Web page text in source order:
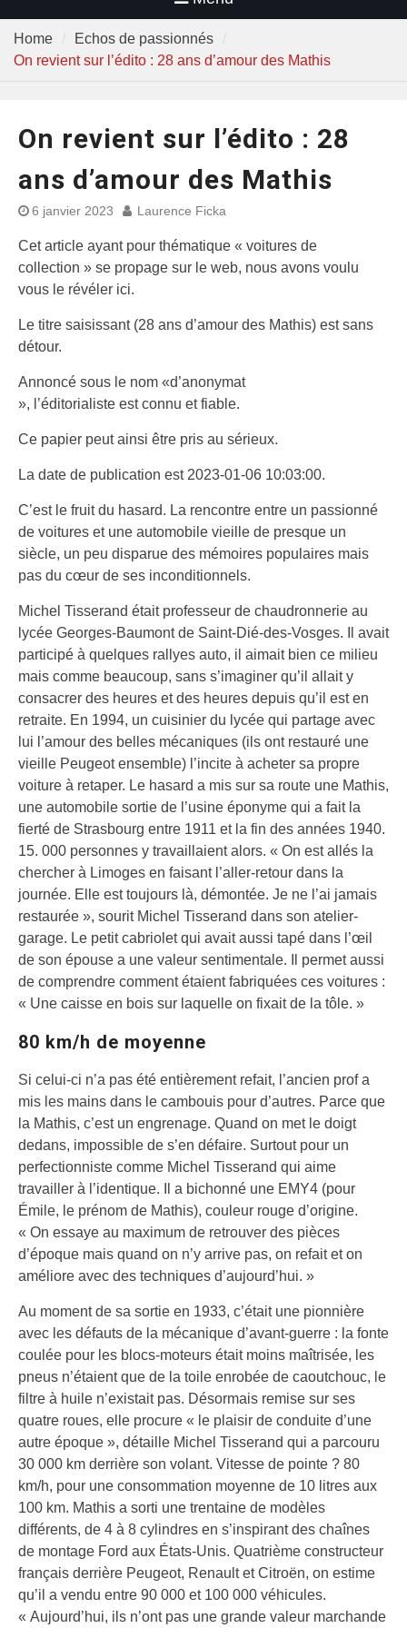
Home
Echos de passionnés
On revient sur l’édito : 28 ans d’amour des Mathis
On revient sur l’édito : 28
ans d’amour des Mathis
6 janvier 2023 Laurence Ficka
Cet article ayant pour thématique « voitures de
collection » se propage sur le web, nous avons voulu
vous le révéler ici.
Le titre saisissant (28 ans d’amour des Mathis) est sans
détour.
Annoncé sous le nom «d’anonymat
», l’éditorialiste est connu et fiable.
Ce papier peut ainsi être pris au sérieux.
La date de publication est 2023-01-06 10:03:00.
C’est le fruit du hasard. La rencontre entre un passionné
de voitures et une automobile vieille de presque un
siècle, un peu disparue des mémoires populaires mais
pas du cœur de ses inconditionnels.
Michel Tisserand était professeur de chaudronnerie au
lycée Georges-Baumont de Saint-Dié-des-Vosges. Il avait
participé à quelques rallyes auto, il aimait bien ce milieu
mais comme beaucoup, sans s’imaginer qu’il allait y
consacrer des heures et des heures depuis qu’il est en
retraite. En 1994, un cuisinier du lycée qui partage avec
lui l’amour des belles mécaniques (ils ont restauré une
vieille Peugeot ensemble) l’incite à acheter sa propre
voiture à retaper. Le hasard a mis sur sa route une Mathis,
une automobile sortie de l’usine éponyme qui a fait la
fierté de Strasbourg entre 1911 et la fin des années 1940.
15. 000 personnes y travaillaient alors. « On est allés la
chercher à Limoges en faisant l’aller-retour dans la
journée. Elle est toujours là, démontée. Je ne l’ai jamais
restaurée », sourit Michel Tisserand dans son atelier-
garage. Le petit cabriolet qui avait aussi tapé dans l’œil
de son épouse a une valeur sentimentale. Il permet aussi
de comprendre comment étaient fabriquées ces voitures :
« Une caisse en bois sur laquelle on fixait de la tôle. »
80 km/h de moyenne
Si celui-ci n’a pas été entièrement refait, l’ancien prof a
mis les mains dans le cambouis pour d’autres. Parce que
la Mathis, c’est un engrenage. Quand on met le doigt
dedans, impossible de s’en défaire. Surtout pour un
perfectionniste comme Michel Tisserand qui aime
travailler à l’identique. Il a bichonné une EMY4 (pour
Émile, le prénom de Mathis), couleur rouge d’origine.
« On essaye au maximum de retrouver des pièces
d’époque mais quand on n’y arrive pas, on refait et on
améliore avec des techniques d’aujourd’hui. »
Au moment de sa sortie en 1933, c’était une pionnière
avec les défauts de la mécanique d’avant-guerre : la fonte
coulée pour les blocs-moteurs était moins maîtrisée, les
pneus n’étaient que de la toile enrobée de caoutchouc, le
filtre à huile n’existait pas. Désormais remise sur ses
quatre roues, elle procure « le plaisir de conduite d’une
autre époque », détaille Michel Tisserand qui a parcouru
30 000 km derrière son volant. Vitesse de pointe ? 80
km/h, pour une consommation moyenne de 10 litres aux
100 km. Mathis a sorti une trentaine de modèles
différents, de 4 à 8 cylindres en s’inspirant des chaînes
de montage Ford aux États-Unis. Quatrième constructeur
français derrière Peugeot, Renault et Citroën, on estime
qu’il a vendu entre 90 000 et 100 000 véhicules.
« Aujourd’hui, ils n’ont pas une grande valeur marchande